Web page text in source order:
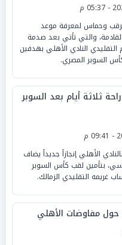
وحماس لمعرفة موعد
والتي تأتي بعد صدمة
التقليدي النادي الأهلي بهدفين
السوبر المصري.
ثلاثة أيام بعد السوبر
الأهلي إنجازاً جديداً يضاف
بتأمين لقب كأس السوبر
غريمه التقليدي الزمالك.
مفاوضات الأهلي